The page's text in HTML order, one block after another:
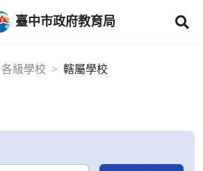
臺中市政府教育局
各級學校 轄屬學校